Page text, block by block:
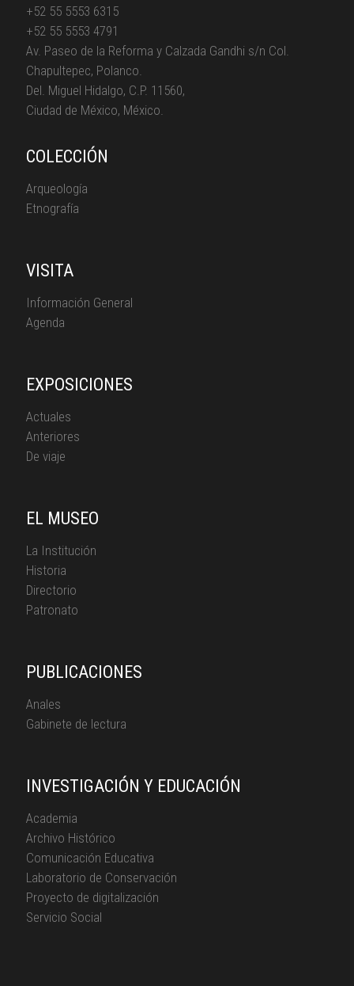
+52 55 5553 6315
+52 55 5553 4791
Av. Paseo de la Reforma y Calzada Gandhi s/n Col.
Chapultepec, Polanco.
Del. Miguel Hidalgo, C.P. 11560,
Ciudad de México, México.
COLECCIÓN
Arqueología
Etnografía
VISITA
Información General
Agenda
EXPOSICIONES
Actuales
Anteriores
De viaje
EL MUSEO
La Institución
Historia
Directorio
Patronato
PUBLICACIONES
Anales
Gabinete de lectura
INVESTIGACIÓN Y EDUCACIÓN
Academia
Archivo Histórico
Comunicación Educativa
Laboratorio de Conservación
Proyecto de digitalización
Servicio Social